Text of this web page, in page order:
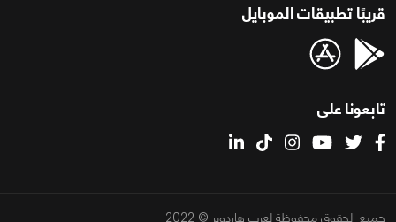
قريبًا تطبيقات الموبايل
تابعونا على
جميع الحقوق محفوظة لعرب هاردوير © 2022